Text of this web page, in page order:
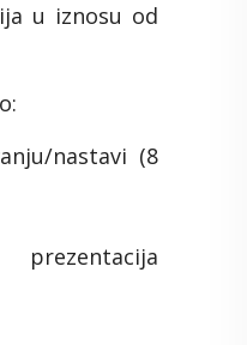
u iznosu od
nastavi (8
prezentacija